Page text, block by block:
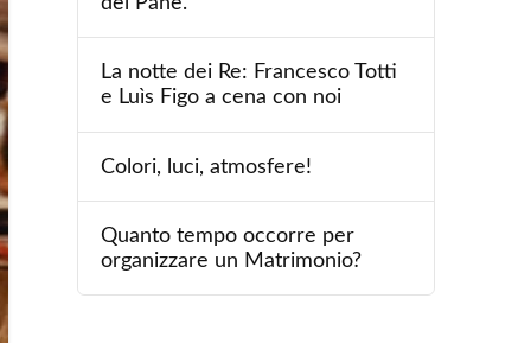
La notte dei Re: Francesco Totti
e Luìs Figo a cena con noi
Colori, luci, atmosfere!
Quanto tempo occorre per
organizzare un Matrimonio?